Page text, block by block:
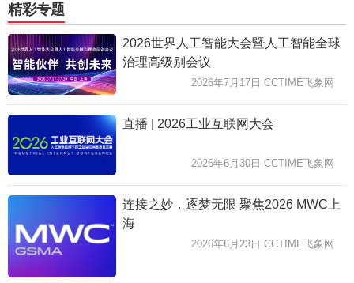
精彩专题
2026世界人工智能大会暨人工智能全球
治理高级别会议
2026年7月17日 CCTIME飞象网
直播 | 2026工业互联网大会
2026年6月30日 CCTIME飞象网
连接之妙，逐梦无限 聚焦2026 MWC上
海
2026年6月23日 CCTIME飞象网